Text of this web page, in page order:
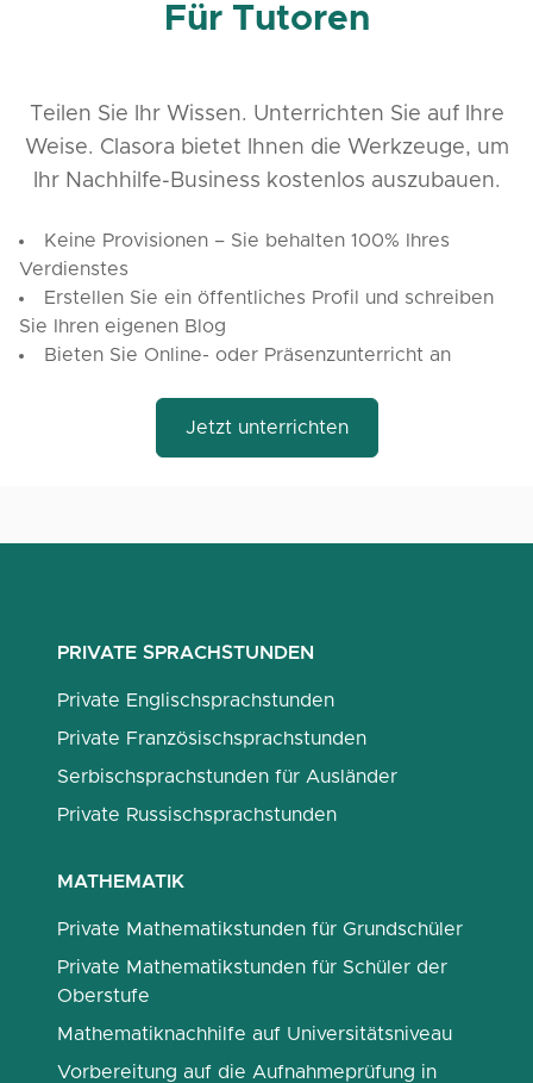
Für Tutoren
Teilen Sie Ihr Wissen. Unterrichten Sie auf Ihre
Weise. Clasora bietet Ihnen die Werkzeuge, um
Ihr Nachhilfe-Business kostenlos auszubauen.
Keine Provisionen – Sie behalten 100% Ihres
Verdienstes
Erstellen Sie ein öffentliches Profil und schreiben
Sie Ihren eigenen Blog
Bieten Sie Online- oder Präsenzunterricht an
Jetzt unterrichten
PRIVATE SPRACHSTUNDEN
Private Englischsprachstunden
Private Französischsprachstunden
Serbischsprachstunden für Ausländer
Private Russischsprachstunden
MATHEMATIK
Private Mathematikstunden für Grundschüler
Private Mathematikstunden für Schüler der
Oberstufe
Mathematiknachhilfe auf Universitätsniveau
Vorbereitung auf die Aufnahmeprüfung in